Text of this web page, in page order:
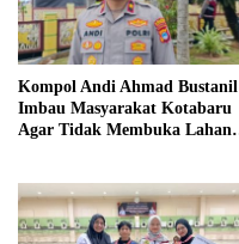
Kompol Andi Ahmad Bustanil
Imbau Masyarakat Kotabaru
Agar Tidak Membuka Lahan